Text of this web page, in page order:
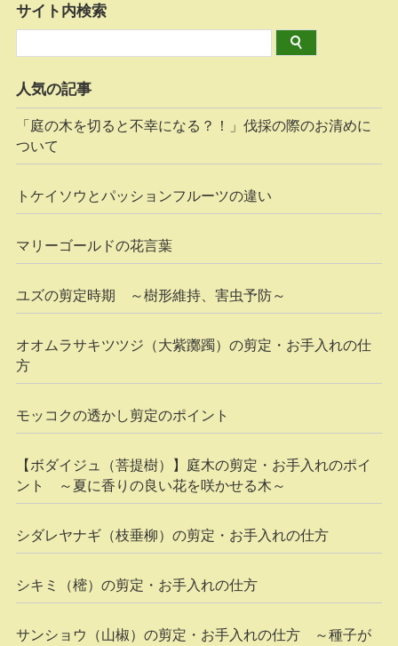
サイト内検索
人気の記事
「庭の木を切ると不幸になる？！」伐採の際のお清めに
ついて
トケイソウとパッションフルーツの違い
マリーゴールドの花言葉
ユズの剪定時期 ～樹形維持、害虫予防～
オオムラサキツツジ（大紫躑躅）の剪定・お手入れの仕
方
モッコクの透かし剪定のポイント
【ボダイジュ（菩提樹）】庭木の剪定・お手入れのポイ
ント ～夏に香りの良い花を咲かせる木～
シダレヤナギ（枝垂柳）の剪定・お手入れの仕方
シキミ（樒）の剪定・お手入れの仕方
サンショウ（山椒）の剪定・お手入れの仕方 ～種子が